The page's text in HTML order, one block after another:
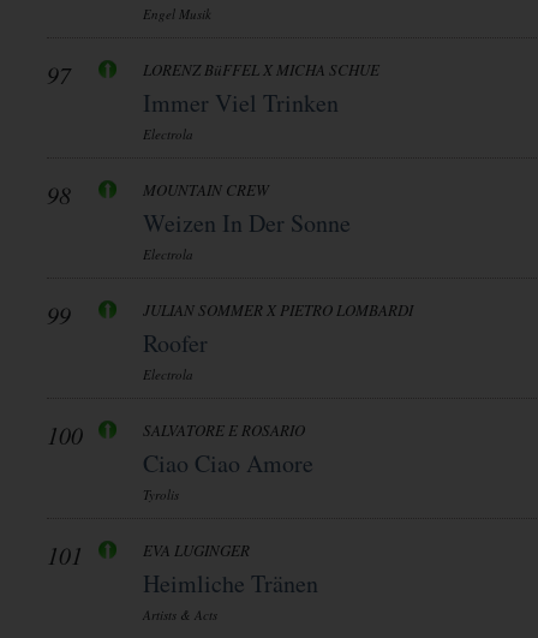
Engel Musik
97 LORENZ BüFFEL X MICHA SCHUE
Immer Viel Trinken
Electrola
98 MOUNTAIN CREW
Weizen In Der Sonne
Electrola
99 JULIAN SOMMER X PIETRO LOMBARDI
Roofer
Electrola
100 SALVATORE E ROSARIO
Ciao Ciao Amore
Tyrolis
101 EVA LUGINGER
Heimliche Tränen
Artists & Acts